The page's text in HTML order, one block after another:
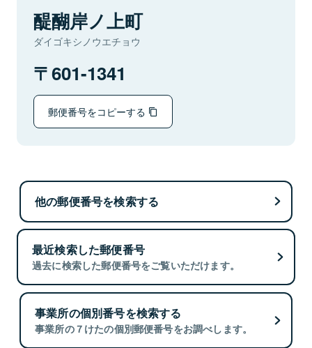
醍醐岸ノ上町
ダイゴキシノウエチョウ
601-1341
郵便番号をコピーする
他の郵便番号を検索する
最近検索した郵便番号
過去に検索した郵便番号をご覧いただけます。
事業所の個別番号を検索する
事業所の７けたの個別郵便番号をお調べします。